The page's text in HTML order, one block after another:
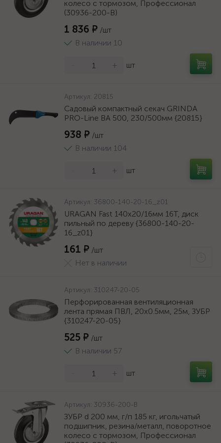
колесо c тормозом, Профессионал
(30936-200-B)
1 836 ₽ /шт
В наличии 10
+ шт
Артикул: 20815
Садовый компактный секач GRINDA
PRO-Line BA 500, 230/500мм {20815}
938 ₽ /шт
В наличии 104
+ шт
Артикул: 36800-140-20-16_z01
URAGAN Fast 140x20/16мм 16Т, диск
пильный по дереву {36800-140-20-
16_z01}
161 ₽ /шт
Нет в наличии
Артикул: 310247-20-05
Перфорированная вентиляционная
лента прямая ПВЛ, 20х0.5мм, 25м, ЗУБР
{310247-20-05}
525 ₽ /шт
В наличии 57
+ шт
Артикул: 30936-200-B
ЗУБР d 200 мм, г/п 185 кг, игольчатый
подшипник, резина/металл, поворотное
колесо c тормозом, Профессионал